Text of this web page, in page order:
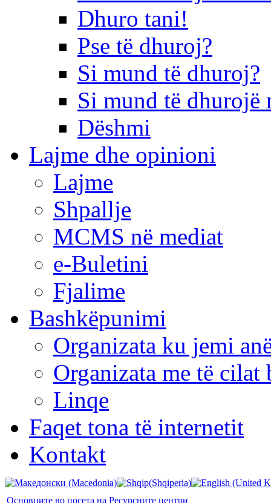
Dhuro tani!
Pse të dhuroj?
Si mund të dhuroj?
Si mund të dhurojë
Dëshmi
Lajme dhe opinioni
Lajme
Shpallje
MCMS në mediat
e-Buletini
Fjalime
Bashkëpunimi
Organizata ku jemi
Organizata me të cilat
Linqe
Faqet tona të internetit
Kontakt
Основците во посета на Ресурсните центри